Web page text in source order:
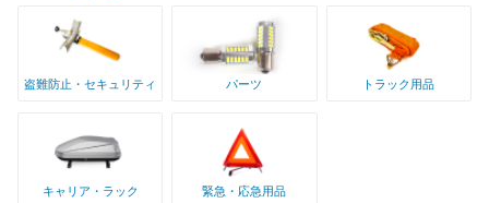
盗難防止・セキュリティ パーツ トラック用品
キャリア・ラック 緊急・応急用品